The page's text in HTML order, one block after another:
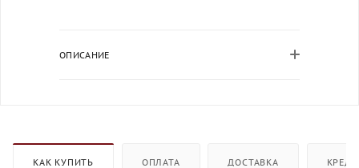
ОПИСАНИЕ
КАК КУПИТЬ ОПЛАТА ДОСТАВКА